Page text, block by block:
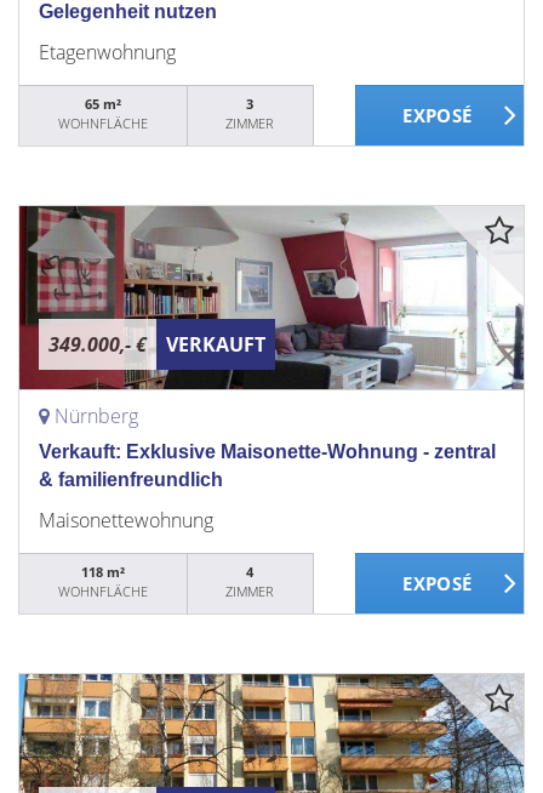
Gelegenheit nutzen
Etagenwohnung
65 m²
WOHNFLÄCHE
3
ZIMMER
349.000,- € VERKAUFT
Nürnberg
Verkauft: Exklusive Maisonette-Wohnung - zentral
& familienfreundlich
Maisonettewohnung
118 m²
WOHNFLÄCHE
4
ZIMMER